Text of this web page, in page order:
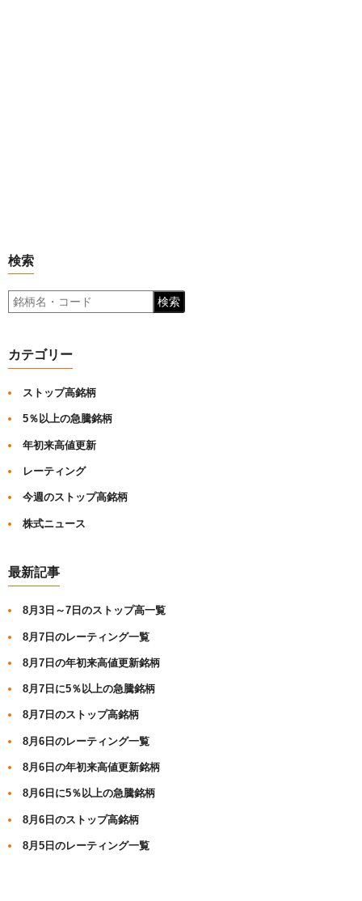
検索
検索
カテゴリー
ストップ高銘柄
5％以上の急騰銘柄
年初来高値更新
レーティング
今週のストップ高銘柄
株式ニュース
最新記事
8月3日～7日のストップ高一覧
8月7日のレーティング一覧
8月7日の年初来高値更新銘柄
8月7日に5％以上の急騰銘柄
8月7日のストップ高銘柄
8月6日のレーティング一覧
8月6日の年初来高値更新銘柄
8月6日に5％以上の急騰銘柄
8月6日のストップ高銘柄
8月5日のレーティング一覧